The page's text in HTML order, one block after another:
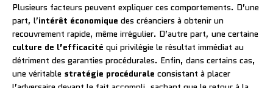
Plusieurs facteurs peuvent expliquer ces comportements. D’une
part, l’intérêt économique des créanciers à obtenir un
recouvrement rapide, même irrégulier. D’autre part, une certaine
culture de l’efficacité qui privilégie le résultat immédiat au
détriment des garanties procédurales. Enfin, dans certains cas,
une véritable stratégie procédurale consistant à placer